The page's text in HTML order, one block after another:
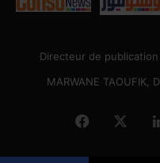
Directeur de publication
Facebook